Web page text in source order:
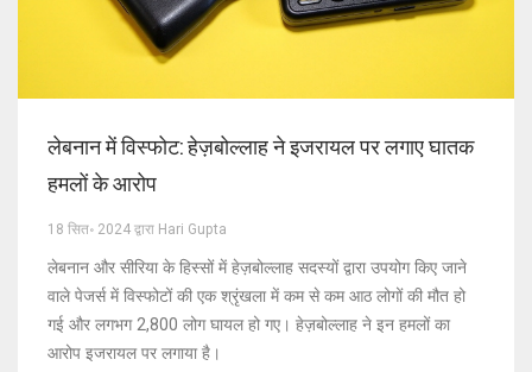
लेबनान में विस्फोट: हेज़बोल्लाह ने इजरायल पर लगाए घातक
हमलों के आरोप
18 सित॰ 2024 द्वारा Hari Gupta
लेबनान और सीरिया के हिस्सों में हेज़बोल्लाह सदस्यों द्वारा उपयोग किए जाने
वाले पेजर्स में विस्फोटों की एक श्रृंखला में कम से कम आठ लोगों की मौत हो
गई और लगभग 2,800 लोग घायल हो गए। हेज़बोल्लाह ने इन हमलों का
आरोप इजरायल पर लगाया है।